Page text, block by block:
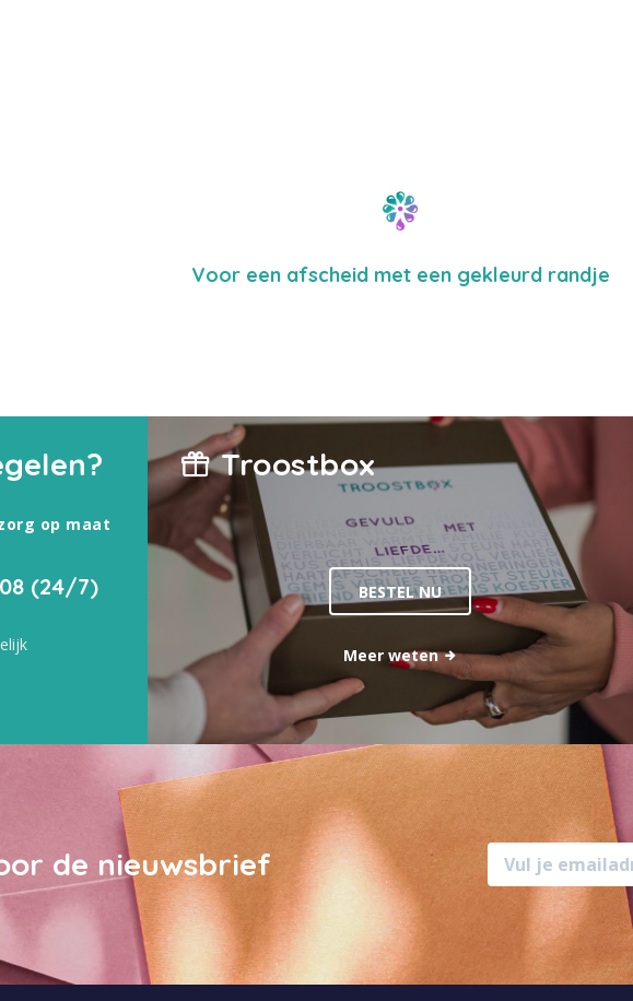
Voor een afscheid met een gekleurd randje
op maat
(24/7)
Troostbox
BESTEL NU
Meer weten
de nieuwsbrief